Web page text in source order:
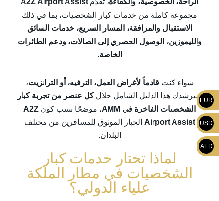
مجموعة كاملة من خدمات كبار الشخصيات، بما في ذلك
الاستقبال والمرافقة، المسار السريع، خدمات السائق
والليموزين، الوصول الحصري إلى الصالات، ودعم الطائرات
الخاصة.
سواء كنتقادماً لأغراض العمل، الترفيه، أو الترانزيت،
سيرشدك هذا الدليل الشامل خلالكل عنصر من تجربة كبار
الشخصيات الفاخرة في AMM
، موضحًا سبب كون A2Z
Airport Assist الخيار الموثوق للمسافرين من مختلف
البلدان.
لماذا تختار خدمات كبار
الشخصيات في مطار الملكة
علياء الدولي؟
EUR
USD
AED